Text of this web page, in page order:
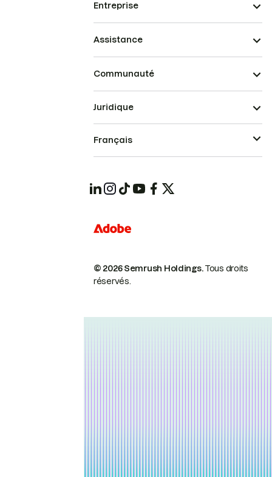
Entreprise
Assistance
Communauté
© 2026 Semrush Holdings.Tous droits
réservés.
Juridique
Français